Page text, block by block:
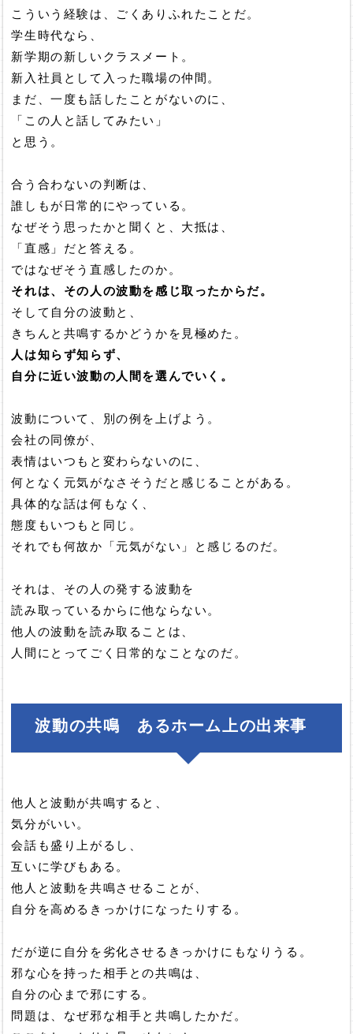
こういう経験は、ごくありふれたことだ。
学生時代なら、
新学期の新しいクラスメート。
新入社員として入った職場の仲間。
まだ、一度も話したことがないのに、
「この人と話してみたい」
と思う。
合う合わないの判断は、
誰しもが日常的にやっている。
なぜそう思ったかと聞くと、大抵は、
「直感」だと答える。
ではなぜそう直感したのか。
それは、その人の波動を感じ取ったからだ。
そして自分の波動と、
きちんと共鳴するかどうかを見極めた。
人は知らず知らず、
自分に近い波動の人間を選んでいく。
波動について、別の例を上げよう。
会社の同僚が、
表情はいつもと変わらないのに、
何となく元気がなさそうだと感じることがある。
具体的な話は何もなく、
態度もいつもと同じ。
それでも何故か「元気がない」と感じるのだ。
それは、その人の発する波動を
読み取っているからに他ならない。
他人の波動を読み取ることは、
人間にとってごく日常的なことなのだ。
波動の共鳴 あるホーム上の出来事
他人と波動が共鳴すると、
気分がいい。
会話も盛り上がるし、
互いに学びもある。
他人と波動を共鳴させることが、
自分を高めるきっかけになったりする。
だが逆に自分を劣化させるきっかけにもなりうる。
邪な心を持った相手との共鳴は、
自分の心まで邪にする。
問題は、なぜ邪な相手と共鳴したかだ。